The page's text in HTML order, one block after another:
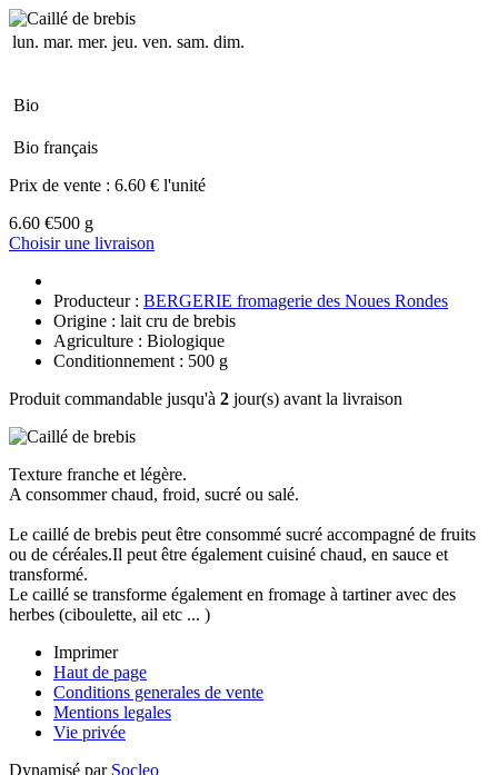
lun. mar. mer. jeu. ven. sam. dim.
Bio
Bio français
Prix de vente : 6.60 € l'unité
6.60 €500 g
Choisir une livraison
Producteur : BERGERIE fromagerie des Noues Rondes
Origine : lait cru de brebis
Agriculture : Biologique
Conditionnement : 500 g
Produit commandable jusqu'à 2 jour(s) avant la livraison
Texture franche et légère.
A consommer chaud, froid, sucré ou salé.
Le caillé de brebis peut être consommé sucré accompagné de fruits
ou de céréales.Il peut être également cuisiné chaud, en sauce et
transformé.
Le caillé se transforme également en fromage à tartiner avec des
herbes (ciboulette, ail etc ... )
Imprimer
Haut de page
Conditions generales de vente
Mentions legales
Vie privée
Dynamisé par Socleo